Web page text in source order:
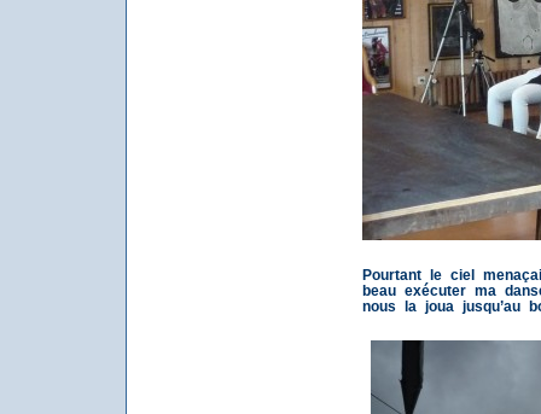
Pourtant le ciel
beau exécuter ma
nous la joua jusqu’au